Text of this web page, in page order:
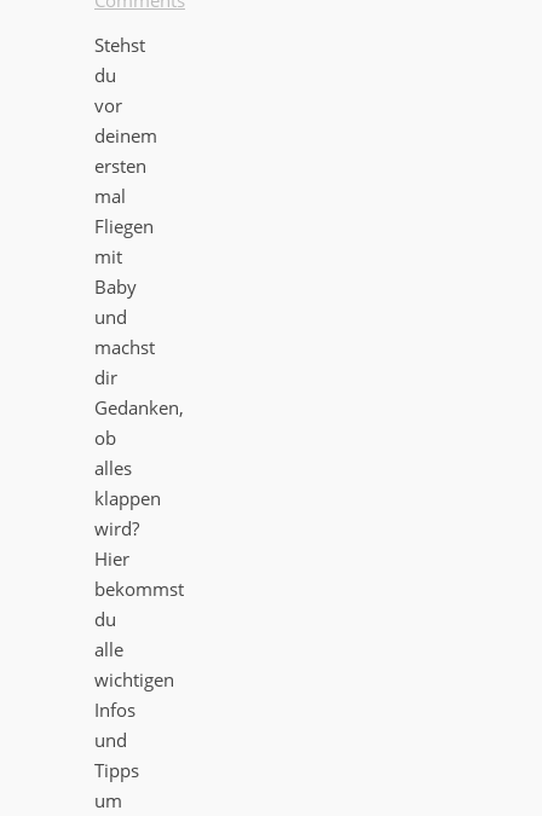
Stehst
du
vor
deinem
ersten
mal
Fliegen
mit
Baby
und
machst
dir
Gedanken,
ob
alles
klappen
wird?
Hier
bekommst
du
alle
wichtigen
Infos
und
Tipps
um